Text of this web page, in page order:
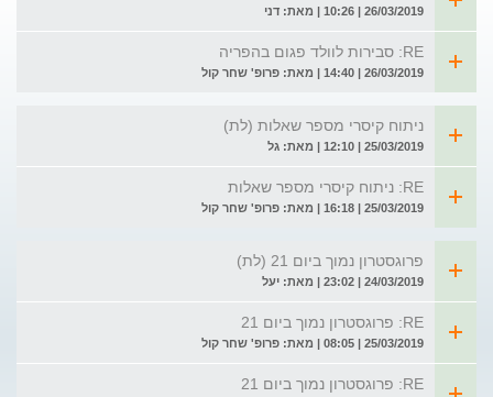
26/03/2019 | 10:26 | מאת: דני
RE: סבירות לוולד פגום בהפריה
26/03/2019 | 14:40 | מאת: פרופ' שחר קול
ניתוח קיסרי מספר שאלות (לת)
25/03/2019 | 12:10 | מאת: גל
RE: ניתוח קיסרי מספר שאלות
25/03/2019 | 16:18 | מאת: פרופ' שחר קול
פרוגסטרון נמוך ביום 21 (לת)
24/03/2019 | 23:02 | מאת: יעל
RE: פרוגסטרון נמוך ביום 21
25/03/2019 | 08:05 | מאת: פרופ' שחר קול
RE: פרוגסטרון נמוך ביום 21